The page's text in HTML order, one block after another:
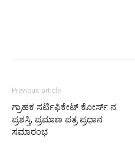
Previous article
ಗ್ರಾಹಕ ಸರ್ಟಿಫಿಕೇಟ್ ಕೋರ್ಸ್ ನ
ಪ್ರಶಸ್ತಿ, ಪ್ರಮಾಣ ಪತ್ರ ಪ್ರಧಾನ
ಸಮಾರಂಭ